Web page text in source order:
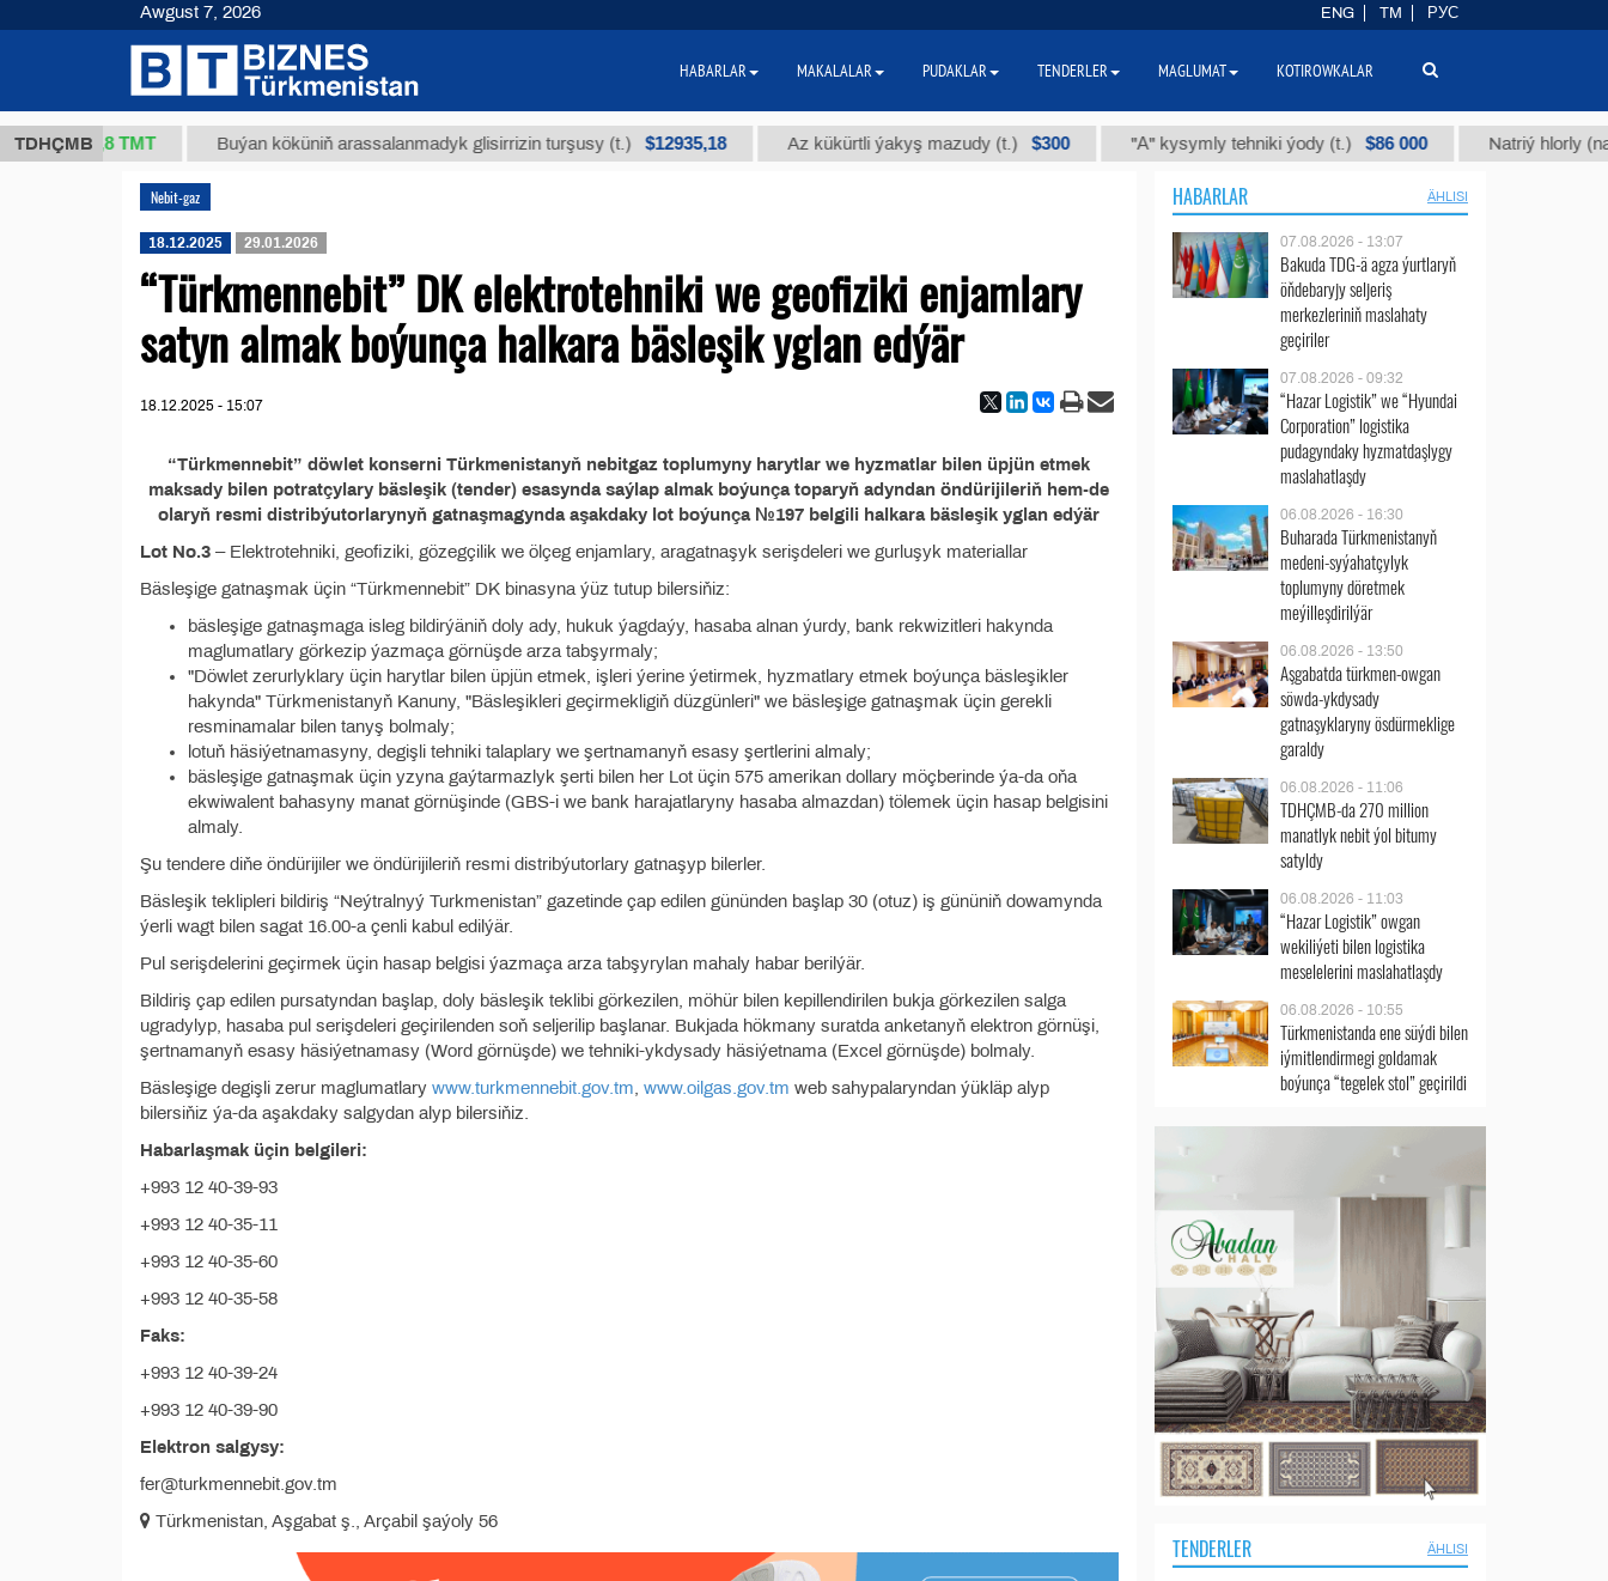
TDHÇMB
37,8 ТМТ Buýan köküniň arassalanmadyk glisirrizin turşusy (t.) $12935,18 Az kükürtli ýakyş mazudy (t.) $300 "А" kysymly tehniki ýody (t.) $86 000 Natriý hlorly (nahar
Nebit-gaz
18.12.2025 29.01.2026
“Türkmennebit” DK elektrоtehniki we geofiziki enjamlary
satyn almak boýunça halkara bäsleşik yglan edýär
18.12.2025 - 15:07
“Türkmennebit” döwlet konserni Türkmenistanyň nebitgaz toplumyny harytlar we hyzmatlar bilen üpjün etmek
maksady bilen potratçylary bäsleşik (tender) esasynda saýlap almak boýunça toparyň adyndan öndürijileriň hem-de
olaryň resmi distribýutorlarynyň gatnaşmagynda aşakdaky lot boýunça №197 belgili halkara bäsleşik yglan edýär
Lot No.3 – Elektrоtehniki, geofiziki, gözegçilik we ölçeg enjamlary, aragatnaşyk serişdeleri we gurluşyk materiallar
Bäsleşige gatnaşmak üçin “Türkmennebit” DK binasyna ýüz tutup bilersiňiz:
bäsleşige gatnaşmaga isleg bildirýäniň doly ady, hukuk ýagdaýy, hasaba alnan ýurdy, bank rekwizitleri hakynda
maglumatlary görkezip ýazmaça görnüşde arza tabşyrmaly;
"Döwlet zerurlyklary üçin harytlar bilen üpjün etmek, işleri ýerine ýetirmek, hyzmatlary etmek boýunça bäsleşikler
hakynda" Türkmenistanyň Kanuny, "Bäsleşikleri geçirmekligiň düzgünleri" we bäsleşige gatnaşmak üçin gerekli
resminamalar bilen tanyş bolmaly;
lotuň häsiýetnamasyny, degişli tehniki talaplary we şertnamanyň esasy şertlerini almaly;
bäsleşige gatnaşmak üçin yzyna gaýtarmazlyk şerti bilen her Lot üçin 575 amerikan dollary möçberinde ýa-da oňa
ekwiwalent bahasyny manat görnüşinde (GBS-i we bank harajatlaryny hasaba almazdan) tölemek üçin hasap belgisini
almaly.
Şu tendere diňe öndürijiler we öndürijileriň resmi distribýutorlary gatnaşyp bilerler.
Bäsleşik teklipleri bildiriş “Neýtralnyý Turkmenistan” gazetinde çap edilen gününden başlap 30 (otuz) iş gününiň dowamynda
ýerli wagt bilen sagat 16.00-a çenli kabul edilýär.
Pul serişdelerini geçirmek üçin hasap belgisi ýazmaça arza tabşyrylan mahaly habar berilýär.
Bildiriş çap edilen pursatyndan başlap, doly bäsleşik teklibi görkezilen, möhür bilen kepillendirilen bukja görkezilen salga
ugradylyp, hasaba pul serişdeleri geçirilenden soň seljerilip başlanar. Bukjada hökmany suratda anketanyň elektron görnüşi,
şertnamanyň esasy häsiýetnamasy (Word görnüşde) we tehniki-ykdysady häsiýetnama (Excel görnüşde) bolmaly.
Bäsleşige degişli zerur maglumatlary www.turkmennebit.gov.tm www.oilgas.gov.tm web sahypalaryndan ýükläp alyp
bilersiňiz ýa-da aşakdaky salgydan alyp bilersiňiz.
Habarlaşmak üçin belgileri:
+993 12 40-39-93
+993 12 40-35-11
+993 12 40-35-60
+993 12 40-35-58
Faks:
+993 12 40-39-24
+993 12 40-39-90
Elektron salgysy:
fer@turkmennebit.gov.tm
Türkmenistan, Aşgabat ş., Arçabil şaýoly 56
HABARLAR ÄHLISI
07.08.2026 - 13:07
Bakuda TDG-ä agza ýurtlaryň
öňdebaryjy seljeriş
merkezleriniň maslahaty
geçiriler
07.08.2026 - 09:32
“Hazar Logistik” we “Hyundai
Corporation” logistika
pudagyndaky hyzmatdaşlygy
maslahatlaşdy
06.08.2026 - 16:30
Buharada Türkmenistanyň
medeni-syýahatçylyk
toplumyny döretmek
meýilleşdirilýär
06.08.2026 - 13:50
Aşgabatda türkmen-owgan
söwda-ykdysady
gatnaşyklaryny ösdürmeklige
garaldy
06.08.2026 - 11:06
TDHÇMB-da 270 million
manatlyk nebit ýol bitumy
satyldy
06.08.2026 - 11:03
“Hazar Logistik” owgan
wekiliýeti bilen logistika
meselelerini maslahatlaşdy
06.08.2026 - 10:55
Türkmenistanda ene süýdi bilen
iýmitlendirmegi goldamak
boýunça “tegelek stol” geçirildi
TENDERLER ÄHLISI
Awgust 7, 2026 ENG TM РУС
HABARLAR MAKALALAR PUDAKLAR TENDERLER MAGLUMAT KOTIROWKALAR